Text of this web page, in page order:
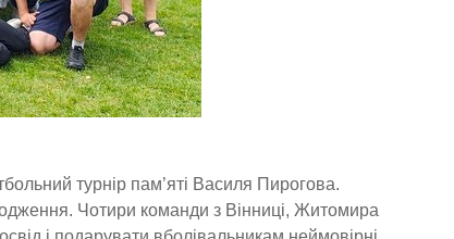
турнір пам’яті Василя Пирогова.
Чотири команди з Вінниці, Житомира